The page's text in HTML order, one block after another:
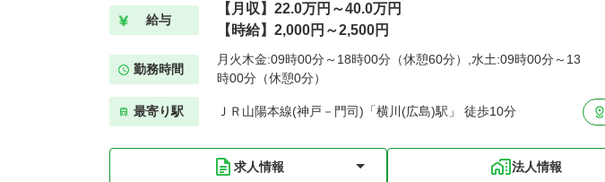
給与
【月収】22.0万円～40.0万円
【時給】2,000円～2,500円
勤務時間
月火木金:09時00分～18時00分（休憩60分）,水土:09時00分～13
時00分（休憩0分）
最寄り駅 ＪＲ山陽本線(神戸－門司)「横川(広島)駅」 徒歩10分
求人情報 法人情報